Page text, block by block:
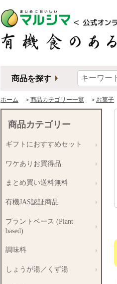
商品を探す
ホーム ＞ 商品カテゴリー一覧 ＞ お菓子
商品カテゴリー
ギフトにおすすめセット
ワケありお買得品
まとめ買い送料無料
有機JAS認証商品
プラントベース (Plant
based)
調味料
しょうが湯／くず湯